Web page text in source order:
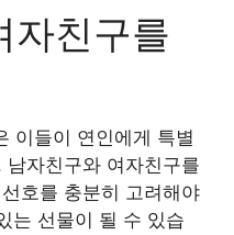
자친구를
이들이 연인에게 특별
자친구와 여자친구를
호를 충분히 고려해야
는 선물이 될 수 있습